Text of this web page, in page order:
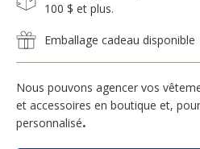
100 $ et plus.
Emballage cadeau disponible
Nous pouvons agencer vos
et accessoires en boutique et,
personnalisé.